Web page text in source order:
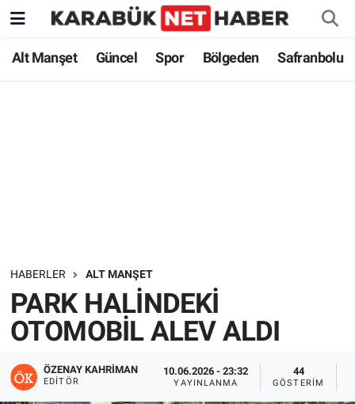
Alt Manşet Güncel Spor Bölgeden Safranbolu
HABERLER ALT MANŞET
PARK HALİNDEKİ
OTOMOBİL ALEV ALDI
ÖZENAY KAHRIMAN
EDITÖR
10.06.2026 - 23:32
YAYINLANMA
44
GÖSTERIM